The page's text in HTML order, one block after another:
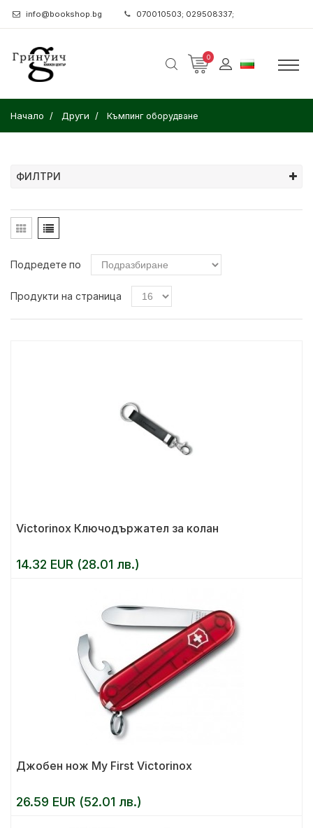
info@bookshop.bg 070010503; 029508337;
0
Начало Други Къмпинг оборудване
ФИЛТРИ
Подредете по
Продукти на страница
Victorinox Ключодържател за колан
14.32 EUR (28.01 лв.)
Джобен нож My First Victorinox
26.59 EUR (52.01 лв.)